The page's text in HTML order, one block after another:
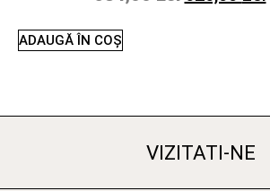
ADAUGĂ ÎN COȘ
VIZITATI-NE